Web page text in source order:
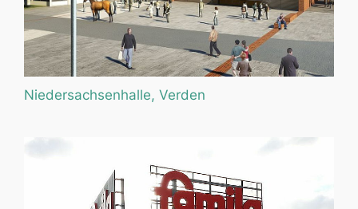
Niedersachsenhalle, Verden